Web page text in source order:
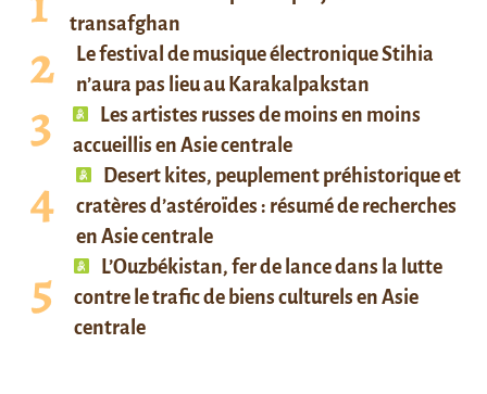
transafghan
Le festival de musique électronique Stihia
n’aura pas lieu au Karakalpakstan
Les artistes russes de moins en moins
accueillis en Asie centrale
Desert kites, peuplement préhistorique et
cratères d’astéroïdes : résumé de recherches
en Asie centrale
L’Ouzbékistan, fer de lance dans la lutte
contre le trafic de biens culturels en Asie
centrale